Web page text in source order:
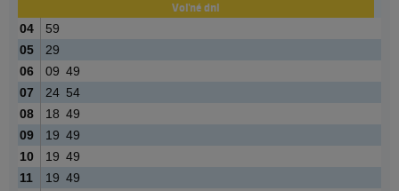
Voľné dni
04
59
05
29
06
09 49
07
24 54
08
18 49
09
19 49
10
19 49
11
19 49